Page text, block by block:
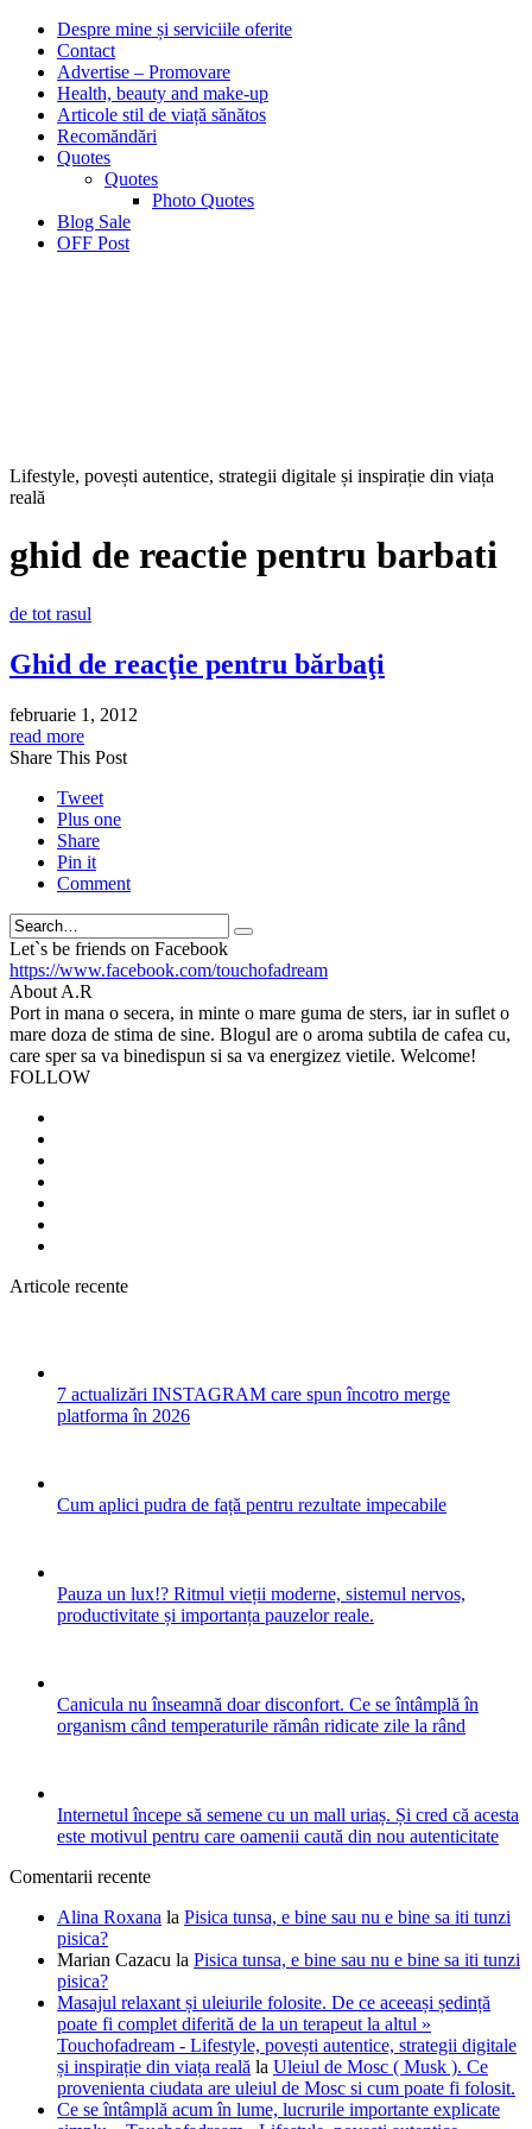
Despre mine și serviciile oferite
Contact
Advertise – Promovare
Health, beauty and make-up
Articole stil de viață sănătos
Recomăndări
Quotes
Quotes
Photo Quotes
Blog Sale
OFF Post
Lifestyle, povești autentice, strategii digitale și inspirație din viața
reală
ghid de reactie pentru barbati
de tot rasul
Ghid de reacţie pentru bărbaţi
februarie 1, 2012
read more
Share This Post
Tweet
Plus one
Share
Pin it
Comment
Search
Let`s be friends on Facebook
https://www.facebook.com/touchofadream
About A.R
Port in mana o secera, in minte o mare guma de sters, iar in suflet o
mare doza de stima de sine. Blogul are o aroma subtila de cafea cu,
care sper sa va binedispun si sa va energizez vietile. Welcome!
FOLLOW
Articole recente
7 actualizări INSTAGRAM care spun încotro merge
platforma în 2026
Cum aplici pudra de față pentru rezultate impecabile
Pauza un lux!? Ritmul vieții moderne, sistemul nervos,
productivitate și importanța pauzelor reale.
Canicula nu înseamnă doar disconfort. Ce se întâmplă în
organism când temperaturile rămân ridicate zile la rând
Internetul începe să semene cu un mall uriaș. Și cred că acesta
este motivul pentru care oamenii caută din nou autenticitate
Comentarii recente
Alina Roxana la Pisica tunsa, e bine sau nu e bine sa iti tunzi
pisica?
Marian Cazacu la Pisica tunsa, e bine sau nu e bine sa iti tunzi
pisica?
Masajul relaxant și uleiurile folosite. De ce aceeași ședință
poate fi complet diferită de la un terapeut la altul »
Touchofadream - Lifestyle, povești autentice, strategii digitale
și inspirație din viața reală la Uleiul de Mosc ( Musk ). Ce
provenienta ciudata are uleiul de Mosc si cum poate fi folosit.
Ce se întâmplă acum în lume, lucrurile importante explicate